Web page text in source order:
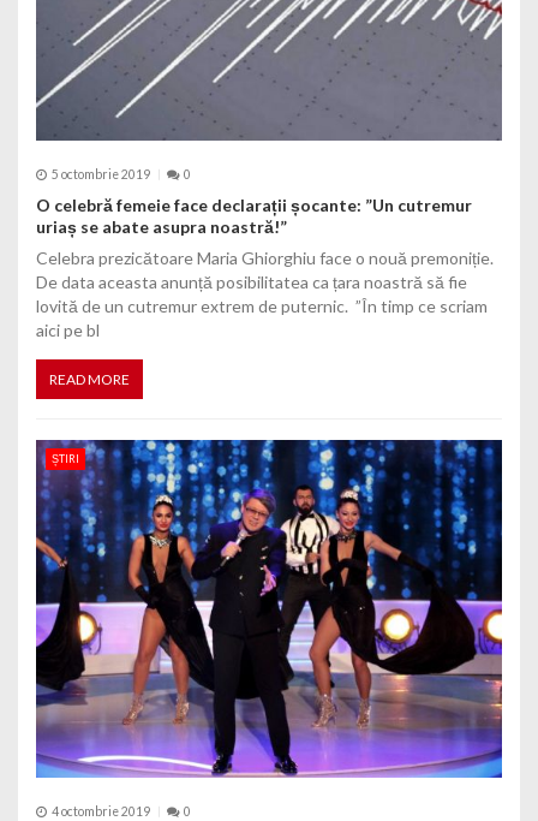
5 octombrie 2019 0
O celebră femeie face declarații șocante: ”Un cutremur
uriaș se abate asupra noastră!”
Celebra prezicătoare Maria Ghiorghiu face o nouă premoniție.
De data aceasta anunță posibilitatea ca țara noastră să fie
lovită de un cutremur extrem de puternic. ”În timp ce scriam
aici pe bl
READ MORE
ȘTIRI
4 octombrie 2019 0